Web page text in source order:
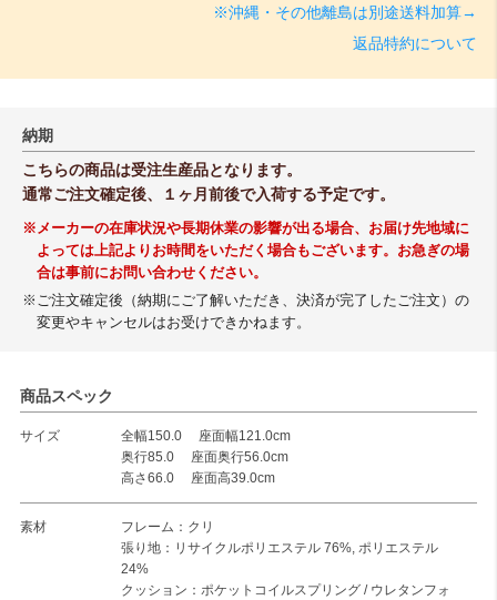
※沖縄・その他離島は別途送料加算→
返品特約について
納期
こちらの商品は受注生産品となります。
通常ご注文確定後、１ヶ月前後で入荷する予定です。
※メーカーの在庫状況や長期休業の影響が出る場合、お届け先地域に
よっては上記よりお時間をいただく場合もございます。お急ぎの場
合は事前にお問い合わせください。
※ご注文確定後（納期にご了解いただき、決済が完了したご注文）の
変更やキャンセルはお受けできかねます。
商品スペック
サイズ
全幅150.0 座面幅121.0cm
奥行85.0 座面奥行56.0cm
高さ66.0 座面高39.0cm
素材
フレーム：クリ
張り地：リサイクルポリエステル 76%, ポリエステル
24%
クッション：ポケットコイルスプリング / ウレタンフォ